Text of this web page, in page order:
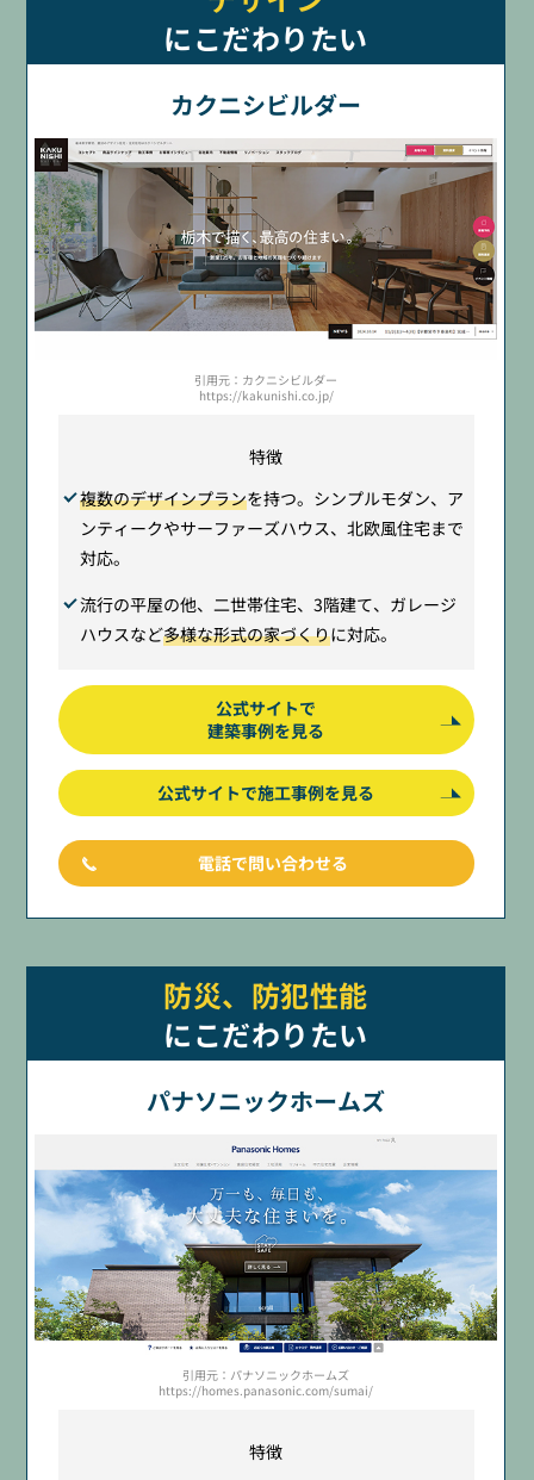
にこだわりたい
カクニシビルダー
引用元：カクニシビルダー
https://kakunishi.co.jp/
特徴
複数のデザインプランを持つ。シンプルモダン、ア
ンティークやサーファーズハウス、北欧風住宅まで
対応。
流行の平屋の他、二世帯住宅、3階建て、ガレージ
ハウスなど多様な形式の家づくりに対応。
公式サイトで
建築事例を見る
公式サイトで施工事例を見る
電話で問い合わせる
防災、防犯性能
にこだわりたい
パナソニックホームズ
引用元：パナソニックホームズ
https://homes.panasonic.com/sumai/
特徴